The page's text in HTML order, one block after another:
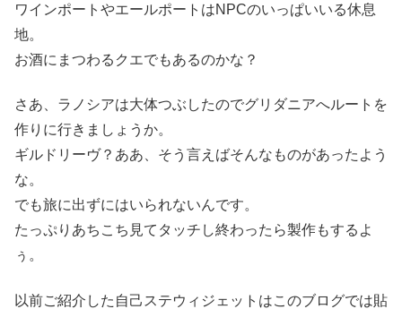
ワインポートやエールポートはNPCのいっぱいいる休息
地。
お酒にまつわるクエでもあるのかな？
さあ、ラノシアは大体つぶしたのでグリダニアへルートを
作りに行きましょうか。
ギルドリーヴ？ああ、そう言えばそんなものがあったよう
な。
でも旅に出ずにはいられないんです。
たっぷりあちこち見てタッチし終わったら製作もするよ
ぅ。
以前ご紹介した自己ステウィジェットはこのブログでは貼